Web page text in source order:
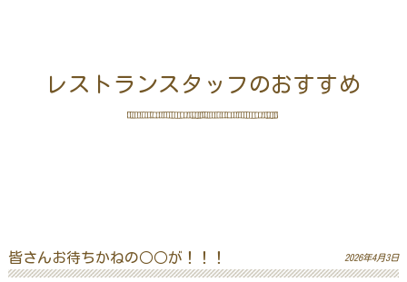
レストランスタッフのおすすめ
皆さんお待ちかねの○○が！！！ 2026年4月3日